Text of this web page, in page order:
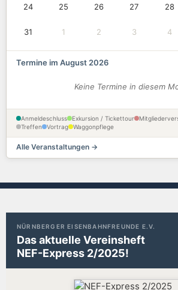
24 25 26 27 28
31 1 2 3 4
Termine im August 2026
Keine Termine in diesem
Anmeldeschluss Exkursion / Tickettour
Treffen
Vortrag Waggonpflege
Alle Veranstaltungen →
NÜRNBERGER EISENBAHNFREUNDE E.V.
Das aktuelle Vereinsheft
NEF-Express 2/2025!